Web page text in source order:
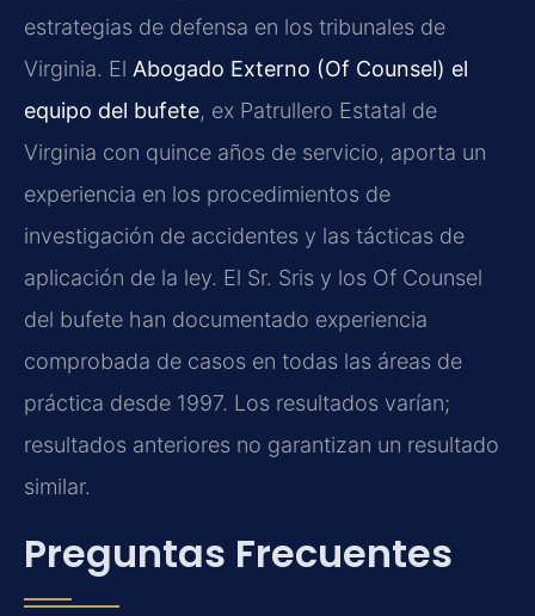
estrategias de defensa en los tribunales de
Virginia. El Abogado Externo (Of Counsel) el
equipo del bufete, ex Patrullero Estatal de
Virginia con quince años de servicio, aporta un
experiencia en los procedimientos de
investigación de accidentes y las tácticas de
aplicación de la ley. El Sr. Sris y los Of Counsel
del bufete han documentado experiencia
comprobada de casos en todas las áreas de
práctica desde 1997. Los resultados varían;
resultados anteriores no garantizan un resultado
similar.
Preguntas Frecuentes